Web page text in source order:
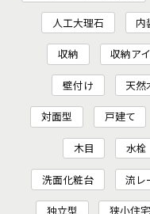
人工大理石 内
収納 収納ア
壁付け 天然
対面型 戸建て
木目 水栓
洗面化粧台 流レ
独立型 狭小住宅